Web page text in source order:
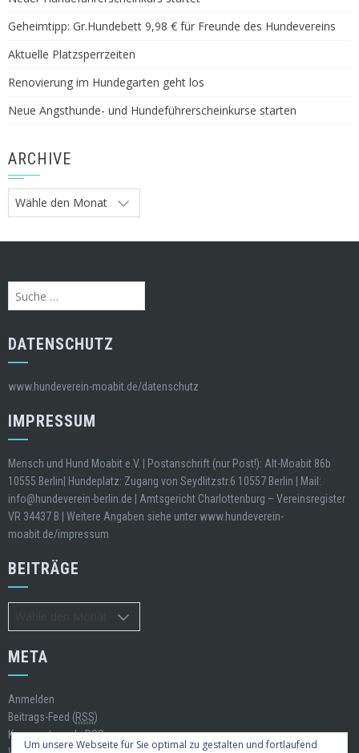
Geheimtipp: Gr.Hundebett 9,98 € für Freunde des Hundevereins
Aktuelle Platzsperrzeiten
Renovierung im Hundegarten geht los
Neue Angsthunde- und Hundeführerscheinkurse starten
ARCHIVE
Archive
Suche
nach:
DATENSCHUTZ
www.hundeverein-moabit.de/datenschutz
IMPRESSUM
Mensch und Hund Moabit e.V. | Postanschrift (nur Post!): Alt-Moabit 86b
10555 Berlin| Hundeplatz: Zugang von Seydlitzstr.6 10557 Berlin | Mail:
info@hundeverein-berlin.de | Amtsgericht Charlottenburg – Vereinsregister
VR 34437 B | Weitere Angaben siehe unter www.hundeverein-
moabit.de/impressum
BEITRÄGE
META
Anmelden
Beitrags-Feed (RSS)
Kommentare alsRSS
Um unsere Webseite für Sie optimal zu gestalten und fortlaufend